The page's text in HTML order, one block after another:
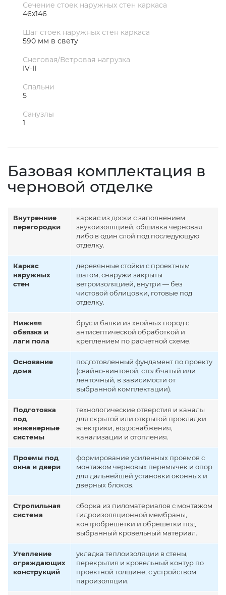
Сечение стоек наружных стен каркаса
46х146
Шаг стоек наружных стен каркаса
590 мм в свету
Снеговая/Ветровая нагрузка
IV-II
Спальни
5
Санузлы
1
Базовая комплектация в
черновой отделке
Внутренние
перегородки
каркас из доски с заполнением
звукоизоляцией, обшивка черновая
либо в один слой под последующую
отделку.
Каркас
наружных
стен
деревянные стойки с проектным
шагом, снаружи закрыты
ветроизоляцией, внутри — без
чистовой облицовки, готовые под
отделку.
Нижняя
обвязка и
лаги пола
брус и балки из хвойных пород с
антисептической обработкой и
креплением по расчетной схеме.
Основание
дома
подготовленный фундамент по проекту
(свайно-винтовой, столбчатый или
ленточный, в зависимости от
выбранной комплектации).
Подготовка
под
инженерные
системы
технологические отверстия и каналы
для скрытой или открытой прокладки
электрики, водоснабжения,
канализации и отопления.
Проемы под
окна и двери
формирование усиленных проемов с
монтажом черновых перемычек и опор
для дальнейшей установки оконных и
дверных блоков.
Стропильная
система
сборка из пиломатериалов с монтажом
гидроизоляционной мембраны,
контробрешетки и обрешетки под
выбранный кровельный материал.
Утепление
ограждающих
конструкций
укладка теплоизоляции в стены,
перекрытия и кровельный контур по
проектной толщине, с устройством
пароизоляции.